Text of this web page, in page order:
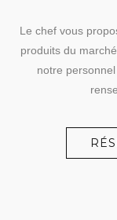
Le chef vous
produits du
notre